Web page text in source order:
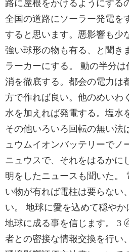
路に屋根をかけるようにする
全国の道路にソーラー発電を
すると思います。悪影響も少
強い球形の物も有る、と聞き
ラーカーにする。 動の半分
消を徹底する。都会の電力は
方で作れば良い。他のめいわ
水を加えれば発電する。塩水
その他いろいろ回転の無い法
ュウムイオンバッテリーでノ
ニュウスで、それをはるかに
明をしたニュースも聞いた。
い物が有れば電柱は要らない
い。 地球に愛を込めて穏や
地球に成る事を信じます。 3
者との密接な情報交換を行い